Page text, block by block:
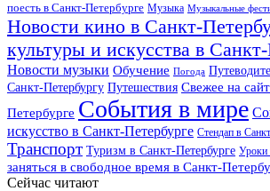
поесть в Санкт-Петербурге Музыка Музыкальные
Новости кино в Санкт-
культуры и искусства в
Новости музыки Обучение Погода
Санкт-Петербургу Путешествия Свежее на
Петербурге События в мире
искусство в Санкт-Петербурге Стендап в
Транспорт Туризм в Санкт-Петербурге Уроки
заняться в свободное время в Санкт-
Сейчас читают